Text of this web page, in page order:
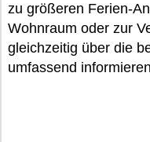
zu größeren Ferien-
Wohnraum oder zur
gleichzeitig über die
umfassend